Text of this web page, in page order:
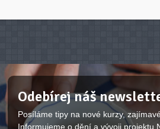
Odebírej náš
Posíláme tipy na nové kurzy,
Informujeme o dění a vývoji projektu